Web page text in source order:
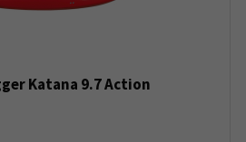
Katana 9.7 Action